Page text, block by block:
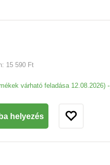
15 590 Ft
várható feladása 12.08.2026) -
helyezés